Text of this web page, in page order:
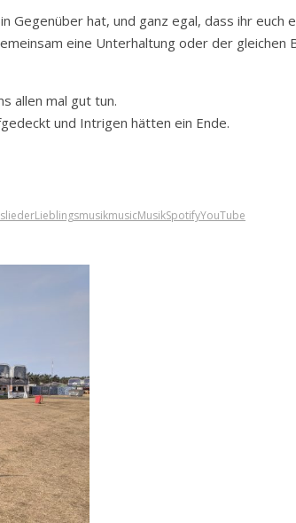
Gegenüber hat, und ganz egal, dass ihr euch
eine Unterhaltung oder der gleichen
allen mal gut tun.
und Intrigen hätten ein Ende.
LieblingsmusikmusicMusikSpotifyYouTube